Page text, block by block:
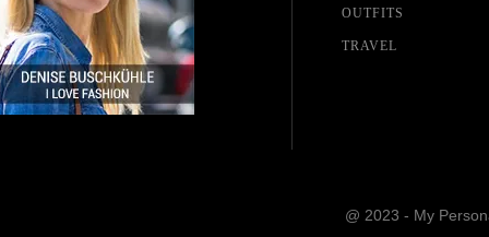
OUTFITS
TRAVEL
@ 2023 - My